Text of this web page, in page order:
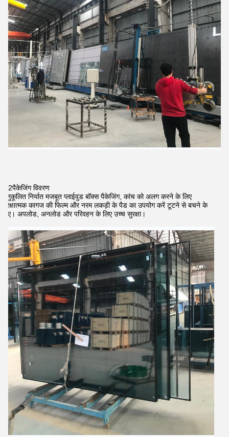
2पैकेजिंग विवरण
अनुकूलित निर्यात मजबूत प्लाईवुड बॉक्स पैकेजिंग, कांच को अलग करने के लिए
सुरक्षात्मक कागज की फिल्म और नरम लकड़ी के पैड का उपयोग करें टूटने से बचने के
लिए। अपलोड, अनलोड और परिवहन के लिए उच्च सुरक्षा।